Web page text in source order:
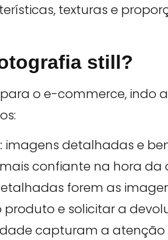
texturas e
still?
o e-commerce, indo
imagens detalhadas e
confiante na hora da
forem as
e solicitar a
capturam a